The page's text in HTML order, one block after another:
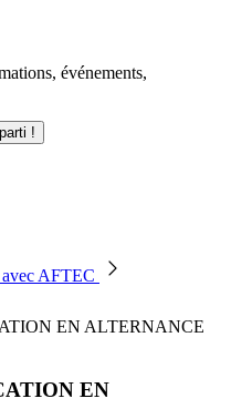
événements,
!
avec AFTEC
EN ALTERNANCE
EN